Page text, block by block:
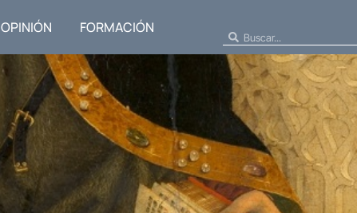
OPINIÓN FORMACIÓN